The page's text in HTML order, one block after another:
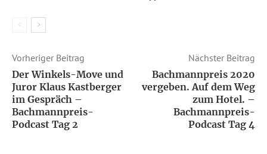
Vorheriger Beitrag
Der Winkels-Move und
Juror Klaus Kastberger
im Gespräch –
Bachmannpreis-
Podcast Tag 2
Nächster Beitrag
Bachmannpreis 2020
vergeben. Auf dem Weg
zum Hotel. –
Bachmannpreis-
Podcast Tag 4